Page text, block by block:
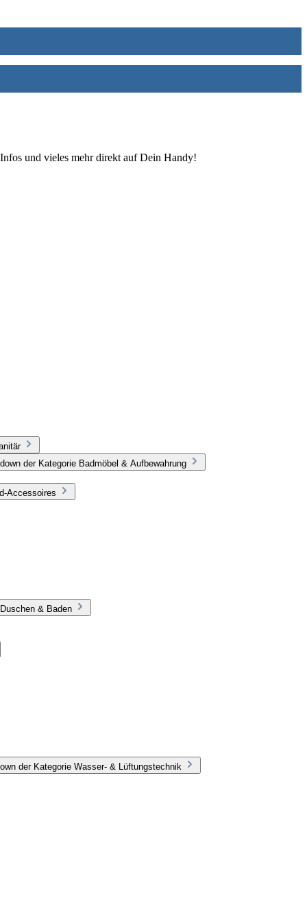
und vieles mehr direkt auf Dein Handy!
der Kategorie Badmöbel & Aufbewahrung
Accessoires
& Baden
der Kategorie Wasser- & Lüftungstechnik